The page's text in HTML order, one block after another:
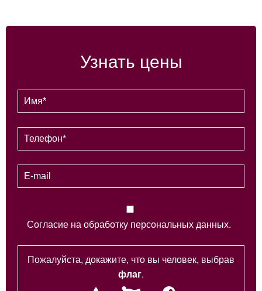
Узнать цены
Согласие на обработку персональных данных.
Пожалуйста, докажите, что вы человек, выбрав
флаг.